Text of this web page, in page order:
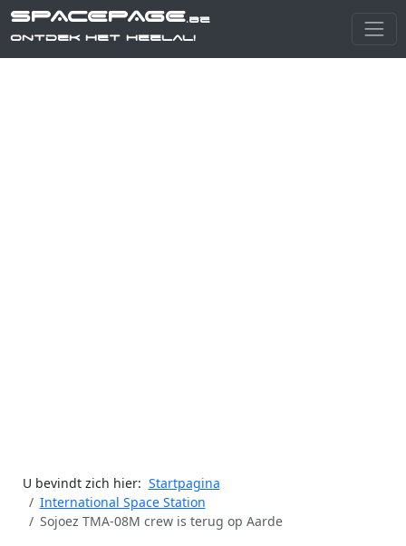
SPACEPAGE.be
Ontdek het heelal!
U bevindt zich hier: Startpagina
International Space Station
Sojoez TMA-08M crew is terug op Aarde